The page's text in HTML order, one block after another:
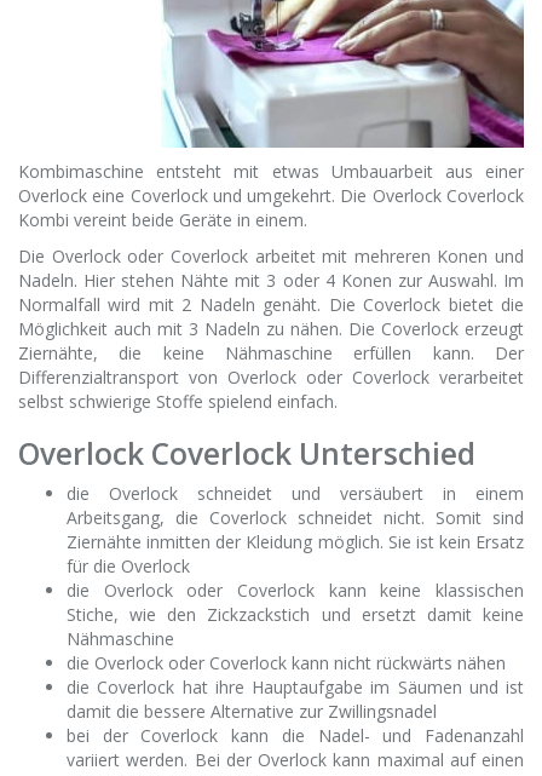
Kombimaschine entsteht mit etwas Umbauarbeit aus einer
Overlock eine Coverlock und umgekehrt. Die Overlock Coverlock
Kombi vereint beide Geräte in einem.
Die Overlock oder Coverlock arbeitet mit mehreren Konen und
Nadeln. Hier stehen Nähte mit 3 oder 4 Konen zur Auswahl. Im
Normalfall wird mit 2 Nadeln genäht. Die Coverlock bietet die
Möglichkeit auch mit 3 Nadeln zu nähen. Die Coverlock erzeugt
Ziernähte, die keine Nähmaschine erfüllen kann. Der
Differenzialtransport von Overlock oder Coverlock verarbeitet
selbst schwierige Stoffe spielend einfach.
Overlock Coverlock Unterschied
die Overlock schneidet und versäubert in einem
Arbeitsgang, die Coverlock schneidet nicht. Somit sind
Ziernähte inmitten der Kleidung möglich. Sie ist kein Ersatz
für die Overlock
die Overlock oder Coverlock kann keine klassischen
Stiche, wie den Zickzackstich und ersetzt damit keine
Nähmaschine
die Overlock oder Coverlock kann nicht rückwärts nähen
die Coverlock hat ihre Hauptaufgabe im Säumen und ist
damit die bessere Alternative zur Zwillingsnadel
bei der Coverlock kann die Nadel- und Fadenanzahl
variiert werden. Bei der Overlock kann maximal auf einen